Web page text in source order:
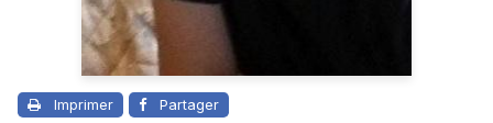
Imprimer Partager